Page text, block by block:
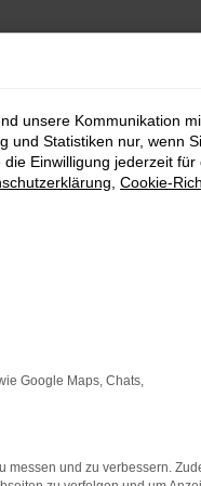
in einem anderen
nicht mehr
unsere Kommunikation
und Statistiken nur, wenn
Einwilligung jederzeit für
Cookie-
Google Maps, Chats,
messen und zu verbessern.